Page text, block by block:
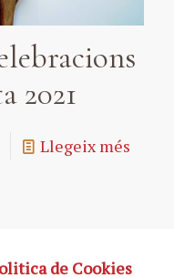
2021
Llegeix més
de Cookies